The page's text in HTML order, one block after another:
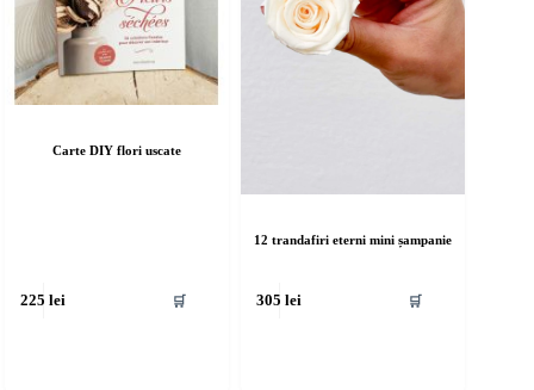
Carte DIY flori uscate
225lei 🛒
12 trandafiri eterni mini șampanie
305lei 🛒